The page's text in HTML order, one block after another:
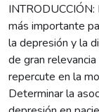
más importante
la depresión y la
de gran
repercute en la
Determinar la